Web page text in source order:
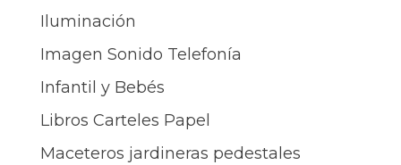
Iluminación
Imagen Sonido Telefonía
Infantil y Bebés
Libros Carteles Papel
Maceteros jardineras pedestales